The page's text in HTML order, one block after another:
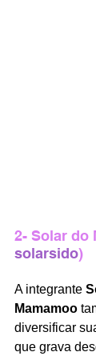
2- Solar do
solarsido)
A integrante
Mamamoo
diversificar
que grava